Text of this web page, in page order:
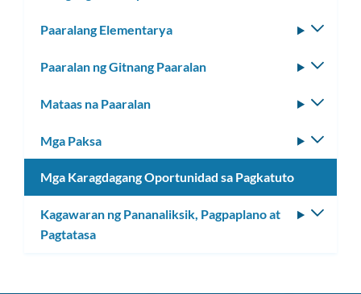
Paaralang Elementarya
Paaralan ng Gitnang Paaralan
Mataas na Paaralan
Mga Paksa
toggle
Mga Karagdagang Oportunidad sa Pagkatuto
Kagawaran ng Pananaliksik, Pagpaplano at
Pagtatasa